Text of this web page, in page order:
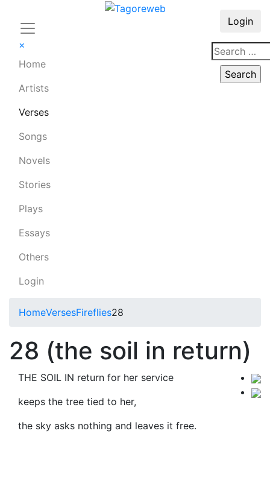
×
Home
Artists
Verses
Songs
Novels
Stories
Plays
Essays
Others
Login
Login
HomeVersesFireflies28
28 (the soil in return)
THE SOIL IN return for her service
keeps the tree tied to her,
the sky asks nothing and leaves it free.